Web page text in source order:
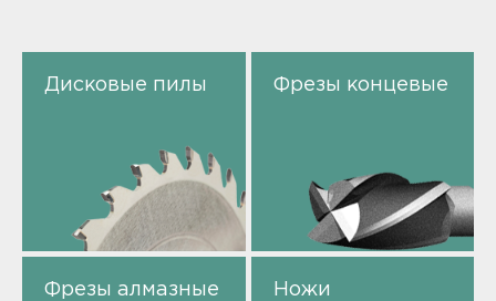
Дисковые пилы Фрезы концевые
Фрезы алмазные
Ножи